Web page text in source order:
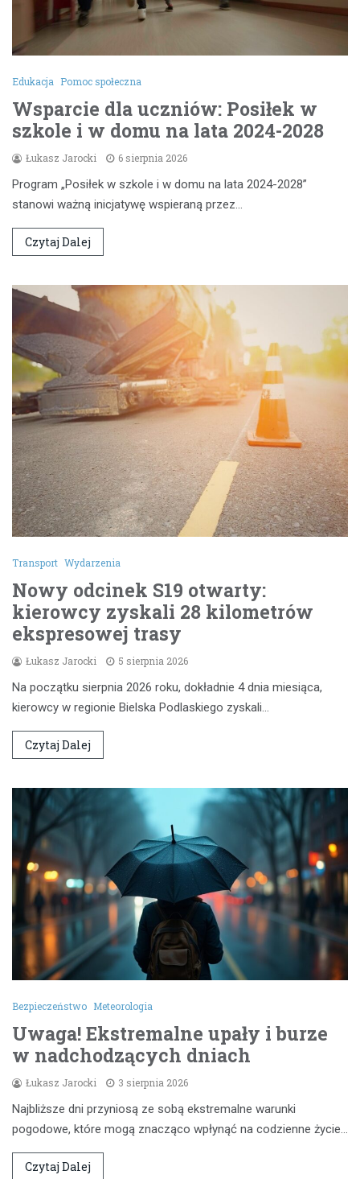
Edukacja Pomoc społeczna
Wsparcie dla uczniów: Posiłek w
szkole i w domu na lata 2024-2028
Łukasz Jarocki 6 sierpnia 2026
Program „Posiłek w szkole i w domu na lata 2024-2028”
stanowi ważną inicjatywę wspieraną przez…
Czytaj Dalej
Transport Wydarzenia
Nowy odcinek S19 otwarty:
kierowcy zyskali 28 kilometrów
ekspresowej trasy
Łukasz Jarocki 5 sierpnia 2026
Na początku sierpnia 2026 roku, dokładnie 4 dnia miesiąca,
kierowcy w regionie Bielska Podlaskiego zyskali…
Czytaj Dalej
Bezpieczeństwo Meteorologia
Uwaga! Ekstremalne upały i burze
w nadchodzących dniach
Łukasz Jarocki 3 sierpnia 2026
Najbliższe dni przyniosą ze sobą ekstremalne warunki
pogodowe, które mogą znacząco wpłynąć na codzienne życie…
Czytaj Dalej